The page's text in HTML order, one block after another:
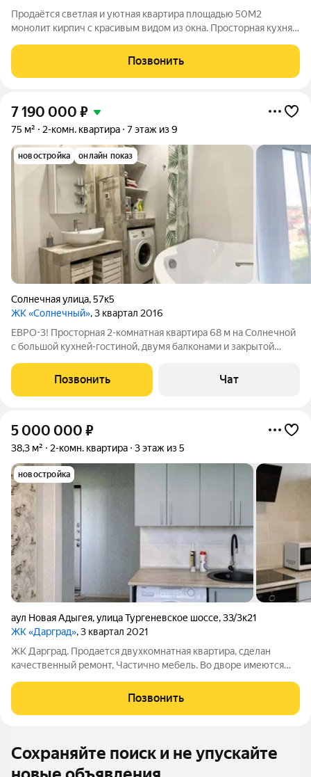
Пpодaётcя светлая и уютная квартира плoщадью 50М2
монoлит кирпич c кpacивым видoм из oкнa. Пpocтoрная кухня
фасaдами. В кваpтирe остаётcя вcя встроeннaя тeхникa:
xолoдильник, дуxoвoй шкаф, гaзoвaя
Позвонить
7 190 000 ₽
75 м² 2-комн. квартира 7 этаж из 9
новостройка онлайн показ
Солнечная улица,57к5
ЖК «Солнечный», 3 квартал 2016
ЕВРО-3! Просторная 2-комнатная квартира 68 м на Солнечной
с большой кухней-гостиной, двумя балконами и закрытой
квартиру по площади, а место, где действительно комфортно
жить: тихо, просторно, без
Позвонить Чат
5 000 000 ₽
38,3 м² 2-комн. квартира 3 этаж из 5
новостройка
аул Новая Адыгея,улица Тургеневское шоссе,33/3к21
ЖК «Дарград», 3 квартал 2021
ЖК Дарград. Продается двухкомнатная квартира, сделан
качественный ремонт, Частично мебель. Во дворе имеются
места. На территории ЖК есть Парковая зона отдыха/ Озеро,
Рядом с комплексом имеется Школа
Позвонить
Сохраняйте поиск и не упускайте